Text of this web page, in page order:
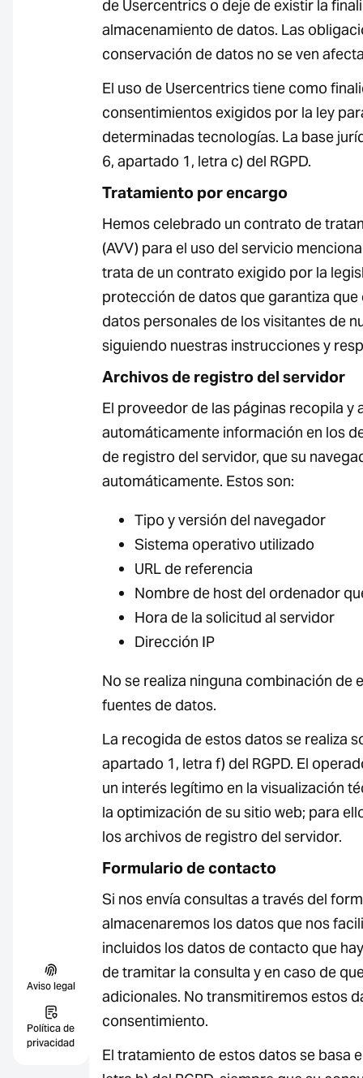
Aviso legal
Política de
privacidad
de Usercentrics o deje de existir la
almacenamiento de datos. Las
conservación de datos no se ven
El uso de Usercentrics tiene como
consentimientos exigidos por la ley
determinadas tecnologías. La base
6, apartado 1, letra c) del RGPD.
Tratamiento por encargo
Hemos celebrado un contrato de
(AVV) para el uso del servicio
trata de un contrato exigido por la
protección de datos que garantiza
datos personales de los visitantes de
siguiendo nuestras instrucciones y
Archivos de registro del servidor
El proveedor de las páginas recopila y
automáticamente información en los
de registro del servidor, que su
automáticamente. Estos son:
Tipo y versión del navegador
Sistema operativo utilizado
URL de referencia
Nombre de host del ordenador
Hora de la solicitud al servidor
Dirección IP
No se realiza ninguna combinación de
fuentes de datos.
La recogida de estos datos se realiza
apartado 1, letra f) del RGPD. El
un interés legítimo en la visualización
la optimización de su sitio web; para
los archivos de registro del servidor.
Formulario de contacto
Si nos envía consultas a través del
almacenaremos los datos que nos
incluidos los datos de contacto que
de tramitar la consulta y en caso de
adicionales. No transmitiremos estos
consentimiento.
El tratamiento de estos datos se basa